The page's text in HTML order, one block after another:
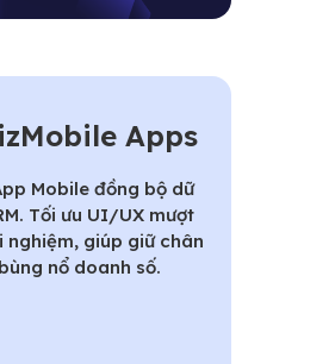
Apps
Mobile đồng bộ dữ
Tối ưu UI/UX mượt
giúp giữ chân
nổ doanh số.